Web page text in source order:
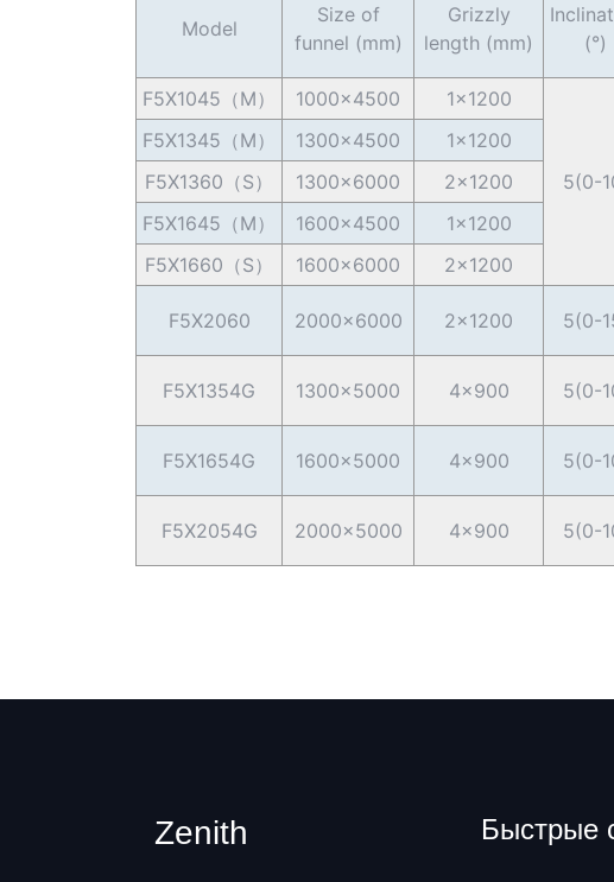
Model
Size of
funnel (mm)
Grizzly
length (mm)
(°)
F5X1045（M） 1000×4500 1×1200
5(0-
F5X1345（M）
1300×4500 1×1200
F5X1360（S）
1300×6000 2×1200
F5X1645（M）
1600×4500 1×1200
F5X1660（S）
1600×6000 2×1200
F5X2060 2000×6000 2×1200 5(0-
F5X1354G 1300×5000 4×900 5(0-
F5X1654G 1600×5000 4×900 5(0-
F5X2054G 2000×5000 4×900 5(0-
Zenith Быстрые